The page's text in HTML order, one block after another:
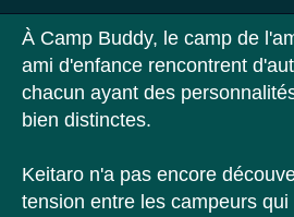
À Camp Buddy, le camp de
ami d'enfance rencontrent
chacun ayant des
bien distinctes.
Keitaro n'a pas encore
tension entre les campeurs